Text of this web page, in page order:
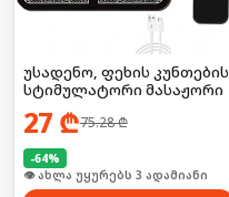
უსადენო, ფეხის კუნთების
სტიმულატორი მასაჟორი
27 ₾75.28₾
-64%
🛒 ბოლო 24სთ-ში იყიდა 3-მა